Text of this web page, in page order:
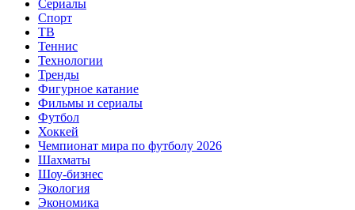
Сериалы
Спорт
ТВ
Теннис
Технологии
Тренды
Фигурное катание
Фильмы и сериалы
Футбол
Хоккей
Чемпионат мира по футболу 2026
Шахматы
Шоу-бизнес
Экология
Экономика